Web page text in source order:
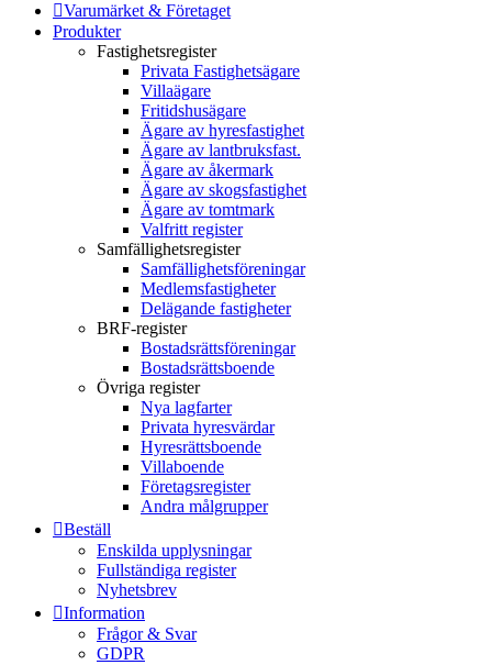
Varumärket & Företaget
Produkter
Fastighetsregister
Privata Fastighetsägare
Villaägare
Fritidshusägare
Ägare av hyresfastighet
Ägare av lantbruksfast.
Ägare av åkermark
Ägare av skogsfastighet
Ägare av tomtmark
Valfritt register
Samfällighetsregister
Samfällighetsföreningar
Medlemsfastigheter
Delägande fastigheter
BRF-register
Bostadsrättsföreningar
Bostadsrättsboende
Övriga register
Nya lagfarter
Privata hyresvärdar
Hyresrättsboende
Villaboende
Företagsregister
Andra målgrupper
Beställ
Enskilda upplysningar
Fullständiga register
Nyhetsbrev
Information
Frågor & Svar
GDPR